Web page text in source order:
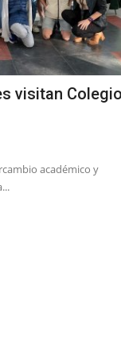
visitan
académico y